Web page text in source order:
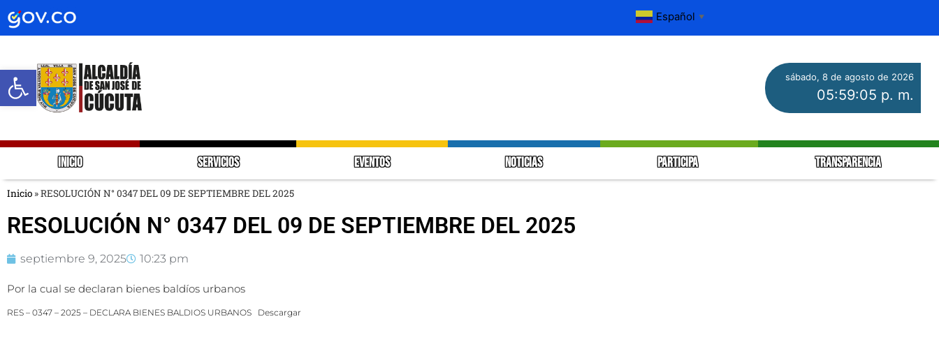
Abrir barra de herramientas
Español ▼
sábado, 8 de agosto de 2026
05:59:05 p. m.
INICIO SERVICIOS EVENTOS NOTICIAS PARTICIPA TRANSPARENCIA
Inicio »RESOLUCIÓN N° 0347 DEL 09 DE SEPTIEMBRE DEL 2025
RESOLUCIÓN N° 0347 DEL 09 DE SEPTIEMBRE DEL 2025
septiembre 9, 2025 10:23 pm
Por la cual se declaran bienes baldíos urbanos
RES – 0347 – 2025 – DECLARA BIENES BALDIOS URBANOS Descargar